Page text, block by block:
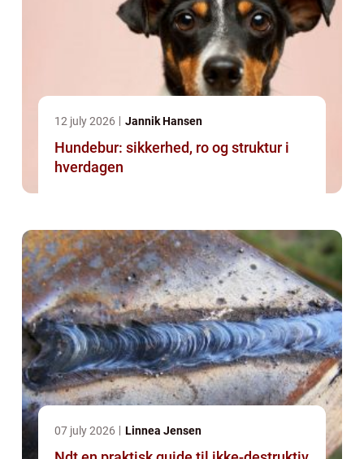
12 july 2026 Jannik Hansen
Hundebur: sikkerhed, ro og struktur i
hverdagen
07 july 2026 Linnea Jensen